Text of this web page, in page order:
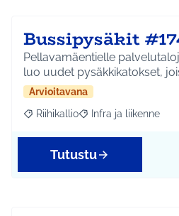
Bussipysäkit
Pellavamäentielle
luo uudet pysäkkikatokset,
Arvioitavana
Rajaa tulokset aihepiirin mukaan:
Riihikallio Rajaa tulokset
Infra ja liikenne
Tutustu